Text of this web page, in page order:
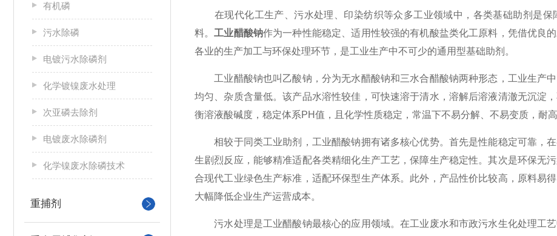
有机磷
污水除磷
电镀污水除磷剂
化学镀镍废水处理
次亚磷去除剂
电镀废水除磷剂
化学镍废水除磷技术
重捕剂
在现代化工生产、污水处理、印染纺织等众多工业领域中，各类基础助剂是保
料。工业醋酸钠作为一种性能稳定、适用性较强的有机酸盐类化工原料，凭借优良
各业的生产加工与环保处理环节，是工业生产中不可少的通用型基础助剂。
工业醋酸钠也叫乙酸钠，分为无水醋酸钠和三水合醋酸钠两种形态，工业生产
均匀、杂质含量低。该产品水溶性较佳，可快速溶于清水，溶解后溶液清澈无沉淀
衡溶液酸碱度，稳定体系PH值，且化学性质稳定，常温下不易分解、不易变质，耐
相较于同类工业助剂，工业醋酸钠拥有诸多核心优势。首先是性能稳定可靠，
生剧烈反应，能够精准适配各类精细化生产工艺，保障生产稳定性。其次是环保无
合现代工业绿色生产标准，适配环保型生产体系。此外，产品性价比较高，原料易
大幅降低企业生产运营成本。
污水处理是工业醋酸钠最核心的应用领域。在工业废水和市政污水生化处理工